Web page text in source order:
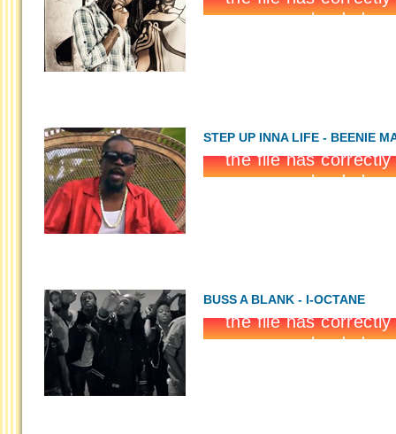
STEP UP INNA LIFE - BEENIE
BUSS A BLANK - I-OCTANE